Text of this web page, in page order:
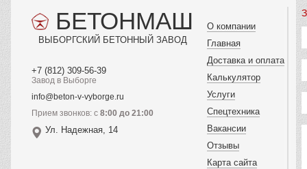
БЕТОНМАШ
ВЫБОРГСКИЙ БЕТОННЫЙ ЗАВОД
+7 (812) 309-56-39
Завод в Выборге
info@beton-v-vyborge.ru
Прием звонков: с 8:00 до 21:00
Ул. Надежная, 14
О компании
Главная
Доставка и оплата
Калькулятор
Услуги
Спецтехника
Вакансии
Отзывы
Карта сайта